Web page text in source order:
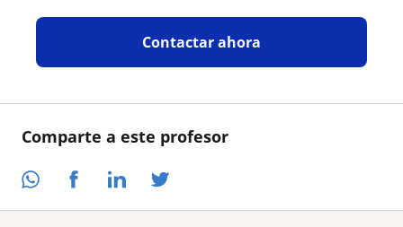
Comparte a este profesor
Contactar ahora